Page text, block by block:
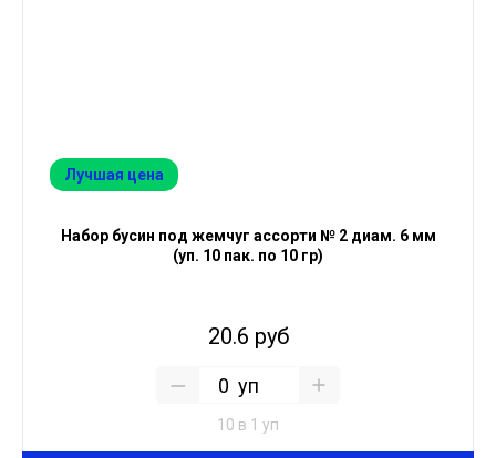
Лучшая цена
Набор бусин под жемчуг ассорти № 2 диам. 6 мм
(уп. 10 пак. по 10 гр)
20.6 руб
уп
10 в 1 уп